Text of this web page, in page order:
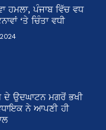
ਹਮਲਾ, ਪੰਜਾਬ ਵਿੱਚ ਵਧ
‘ਤੇ ਚਿੰਤਾ ਵਧੀ
ਉਦਘਾਟਨ ਮਗਰੋਂ ਭਖੀ
ਨੇ ਆਪਣੀ ਹੀ